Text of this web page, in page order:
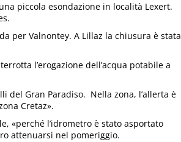
piccola esondazione in località Lexert.
per Valnontey. A Lillaz la chiusura è stata
l’erogazione dell’acqua potabile a
Gran Paradiso. Nella zona, l’allerta è
Cretaz».
«perché l’idrometro è stato asportato
attenuarsi nel pomeriggio.